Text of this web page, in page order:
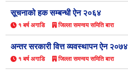
सूचनाको हक सम्बन्धी ऐन २०६४
१ बर्ष अगाडि जिल्ला समन्वय समिति बारा
अन्तर सरकारी वित्त व्यवस्थापन ऐन २०७४
१ बर्ष अगाडि जिल्ला समन्वय समिति बारा